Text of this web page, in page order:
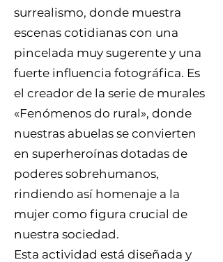
surrealismo, donde muestra
escenas cotidianas con una
pincelada muy sugerente y una
fuerte influencia fotográfica. Es
el creador de la serie de murales
«Fenómenos do rural», donde
nuestras abuelas se convierten
en superheroínas dotadas de
poderes sobrehumanos,
rindiendo así homenaje a la
mujer como figura crucial de
nuestra sociedad.
Esta actividad está diseñada y